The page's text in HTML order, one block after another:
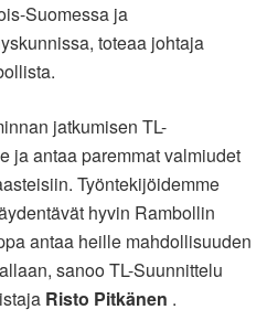
Suomessa ja
toteaa johtaja
jatkumisen TL-
ja antaa paremmat valmiudet
Työntekijöidemme
hyvin Rambollin
antaa heille mahdollisuuden
sanoo TL-Suunnittelu
Risto Pitkänen .